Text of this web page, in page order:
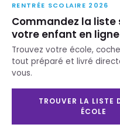
Nos services
Imprimerie
Ameublement
Service scolaire
Contactez-nous
Heures d'ouverture
RENTRÉE SCOLAIRE 2026
Commandez la liste
votre enfant en ligne
Trouvez votre école,
tout préparé et livré
vous.
TROUVER LA LISTE
ÉCOLE